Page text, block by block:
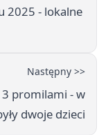
2025 - lokalne
Następny >>
promilami - w
dwoje dzieci